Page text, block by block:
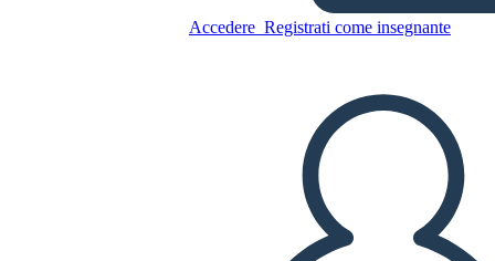
Accedere Registrati come insegnante
CREARE UNO STORYBOARD
RIPRODURRE LA PRESENTAZIONE
LEGGIMI